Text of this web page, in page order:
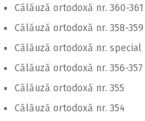
Călăuză ortodoxă nr. 360-361
Călăuză ortodoxă nr. 358-359
Călăuză ortodoxă nr. special
Călăuză ortodoxă nr. 356-357
Călăuză ortodoxă nr. 355
Călăuză ortodoxă nr. 354